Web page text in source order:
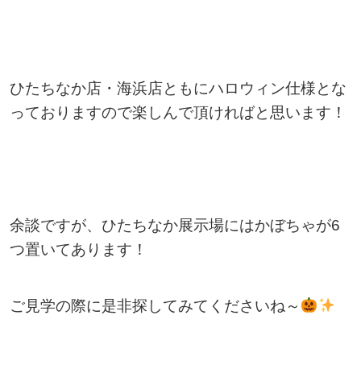
ひたちなか店・海浜店ともにハロウィン仕様とな
っておりますので楽しんで頂ければと思います！
余談ですが、ひたちなか展示場にはかぼちゃが6
つ置いてあります！
ご見学の際に是非探してみてくださいね～